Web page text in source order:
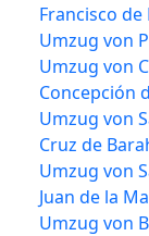
Francisco
Umzug von
Umzug von
Concepción
Umzug von
Cruz de
Umzug von
Juan de la
Umzug von